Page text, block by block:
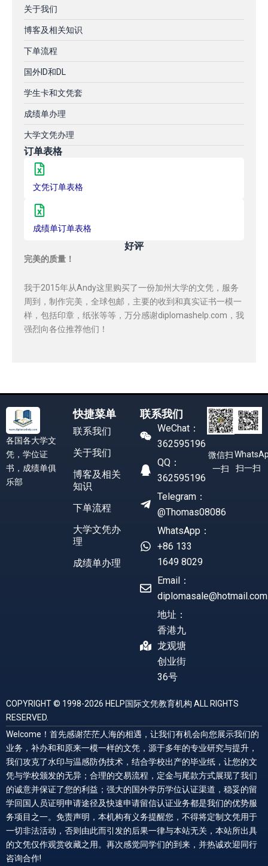
关于我们
博客及相关知识
下单流程
国外ID和DL
学生卡和文凭套
成绩单办理
大学文凭办理
订单表格
文凭订单表格
成绩单订单表格
好评
完美的质量！
我于2015年从Andy这里购买了一份加州大学的文凭，服务
周到，制作完美，全球包邮，主要的收到和真实证书一模一
样，包括印章，纸张等等，万分感谢diplomashelp.com，我
强烈向各位推荐他们！
各国各大学文
凭，学位证
书，成绩单俱
乐部
快捷菜单
联系我们
关于我们
博客及相关
知识
下单流程
大学文凭办
理
成绩单办理
联系我们
WeChat：
362595196
QQ：
362595196
Telegram：
@Thomas08086
WhatsApp：
+86 133
1649 8029
Email：
diplomasale@hotmail.com
地址：
香港九
龙观塘
创业街
36号
微信扫
一扫
扫一扫
COPYRIGHT © 1998-2026 HELP国际文凭教育机构 ALL RIGHTS
RESERVED.
Welcome！首先感谢茫茫人海的相遇，让我们有机会向您展示我们的
业务，补办和和原来一模一样的文凭，源于多年的专业研究与提升，
我们攻克了水印与温感防伪技术，结合学校出产的毕业纸，让您的文
凭与学校颁发的无异；合理的交易流程，定金与尾款方式展现了我们
的诚意并保证了您的利益；强大的国外学历学位认证渠道，稳妥的留
学回国人员证明申请途径及快速申请留信认证业务都是我们的优势服
务项目之一。免责声明，本机构有义务提醒您，不得将定制文凭用于
一切非法活动，否则由此而引发的后果一律与本站无关，本站所出具
的文凭仅作观赏收藏之用。再次感觉同学们的到来，并热诚欢迎同行
咨询合作!